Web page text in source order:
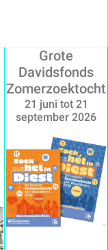
Grote
Davidsfonds
Zomerzoektocht
21 juni tot 21
september 2026